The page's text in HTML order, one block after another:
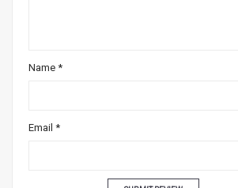
Name *
Email *